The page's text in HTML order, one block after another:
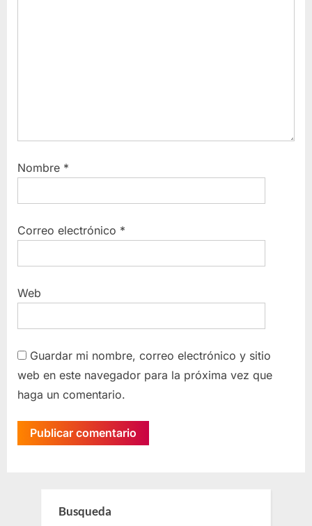
Nombre *
Correo electrónico *
Web
Guardar mi nombre, correo electrónico y sitio
web en este navegador para la próxima vez que
haga un comentario.
Busqueda